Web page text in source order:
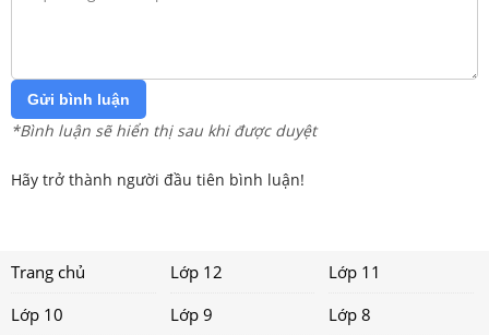
Gửi bình luận
*Bình luận sẽ hiển thị sau khi được duyệt
Hãy trở thành người đầu tiên bình luận!
Trang chủ Lớp 12
Lớp 11
Lớp 10
Lớp 9
Lớp 8